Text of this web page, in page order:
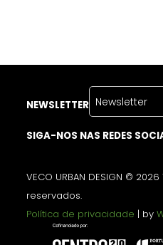
NEWSLETTER
SIGA-NOS NAS REDES
VECO URBAN DESIGN ©
reservados.
Política de privacidade | by